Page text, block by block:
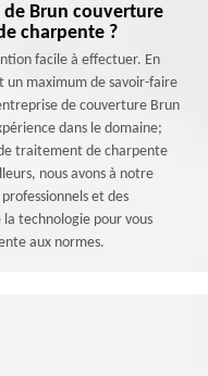
de Brun couverture
charpente ?
facile à effectuer. En
un maximum de savoir-faire
de couverture Brun
dans le domaine;
traitement de charpente
nous avons à notre
et des
technologie pour vous
aux normes.